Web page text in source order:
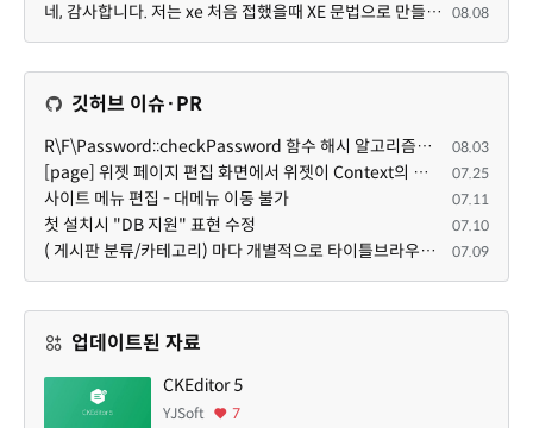
네, 감사합니다. 저는 xe 처음 접했을때 XE 문법으로 만들었다고 해서 xe코드들이 php와 전혀 다른것 같이 ... 08.08
깃허브 이슈·PR
R\F\Password::checkPassword 함수 해시 알고리즘을 암시적으로 호출하는 경우 Argon2id 해시 비교 실패 08.03
[page] 위젯 페이지 편집 화면에서 위젯이 Context의 module_info를 덮어쓰면 저장이 ERR_ACT_IS_NOT_STANDALONE으로 실패 07.25
사이트 메뉴 편집 - 대메뉴 이동 불가 07.11
첫 설치시 "DB 지원" 표현 수정 07.10
( 게시판 분류/카테고리) 마다 개별적으로 타이틀브라우저 제목 및 seo설명 넣을 수 있으면 어떨지 해서 글 등록해봅니다. 07.09
업데이트된 자료
CKEditor 5
YJSoft 7